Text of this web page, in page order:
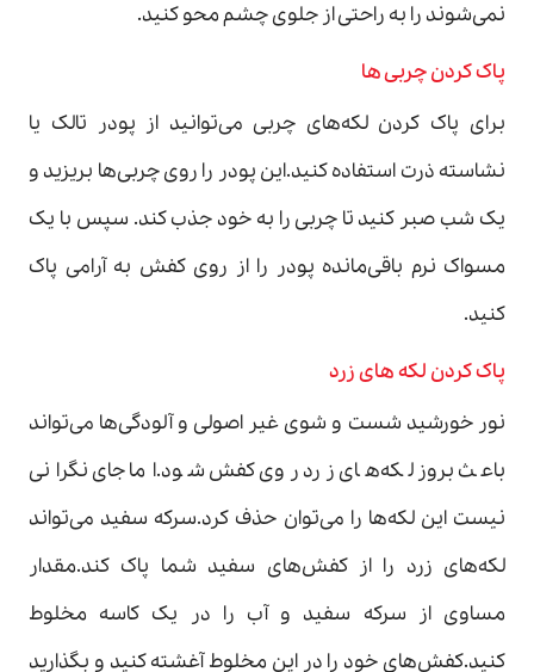
نمی‌شوند را به راحتی از جلوی چشم محو کنید.
پاک کردن چربی ها
برای پاک کردن لکه‌های چربی می‌توانید از پودر تالک یا
نشاسته ذرت استفاده کنید.این پودر را روی چربی‌ها بریزید و
یک شب صبر کنید تا چربی را به خود جذب کند. سپس با یک
مسواک نرم باقی‌مانده پودر را از روی کفش به آرامی پاک
کنید.
پاک کردن لکه های زرد
نور خورشید شست و شوی غیر اصولی و آلودگی‌ها می‌تواند
باعث بروز لکه‌های زرد روی کفش شود.اما جای نگرانی
نیست این لکه‌ها را می‌توان حذف کرد.سرکه سفید می‌تواند
لکه‌های زرد را از کفش‌های سفید شما پاک کند.مقدار
مساوی از سرکه سفید و آب را در یک کاسه مخلوط
کنید.کفش‌های خود را در این مخلوط آغشته کنید و بگذارید